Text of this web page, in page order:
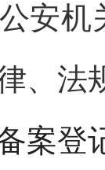
安
、法
案登